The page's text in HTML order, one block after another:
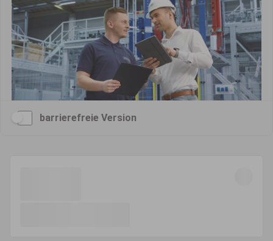
barrierefreie Version